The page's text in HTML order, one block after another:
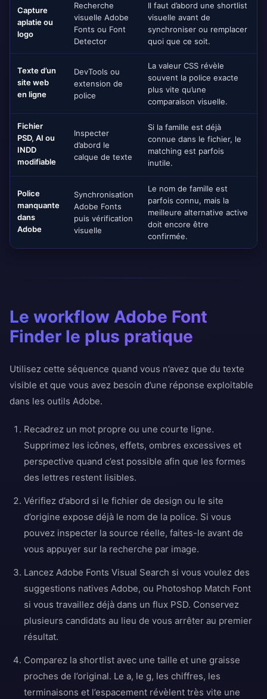
Capture
aplatie ou
logo
Recherche
visuelle Adobe
Fonts ou Font
Detector
Il faut d’abord une shortlist
visuelle avant de
synchroniser ou remplacer
quoi que ce soit.
Texte d’un
site web
en ligne
DevTools ou
extension de
police
La valeur CSS révèle
souvent la police exacte
plus vite qu’une
comparaison visuelle.
Fichier
PSD, AI ou
INDD
modifiable
Inspecter
d’abord le
calque de texte
Si la famille est déjà
connue dans le fichier, le
matching est parfois
inutile.
Police
manquante
dans
Adobe
Synchronisation
Adobe Fonts
puis vérification
visuelle
Le nom de famille est
parfois connu, mais la
meilleure alternative active
doit encore être
confirmée.
Le workflow Adobe Font
Finder le plus pratique
Utilisez cette séquence quand vous n’avez que du texte
visible et que vous avez besoin d’une réponse exploitable
dans les outils Adobe.
Recadrez un mot propre ou une courte ligne.
Supprimez les icônes, effets, ombres excessives et
perspective quand c’est possible afin que les formes
des lettres restent lisibles.
Vérifiez d’abord si le fichier de design ou le site
d’origine expose déjà le nom de la police. Si vous
pouvez inspecter la source réelle, faites-le avant de
vous appuyer sur la recherche par image.
Lancez Adobe Fonts Visual Search si vous voulez des
suggestions natives Adobe, ou Photoshop Match Font
si vous travaillez déjà dans un flux PSD. Conservez
plusieurs candidats au lieu de vous arrêter au premier
résultat.
Comparez la shortlist avec une taille et une graisse
proches de l’original. Le a, le g, les chiffres, les
terminaisons et l’espacement révèlent très vite une